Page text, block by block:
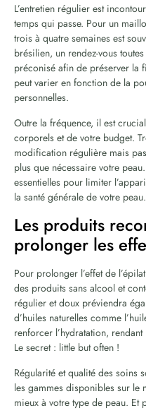
L’entretien régulier est
temps qui passe. Pour un
trois à quatre semaines est
brésilien, un rendez-vous
préconisé afin de préserver la
peut varier en fonction de la
personnelles.
Outre la fréquence, il est
corporels et de votre budget.
modification régulière mais
plus que nécessaire votre
essentielles pour limiter
la santé générale de votre peau.
Les produits
prolonger les
Pour prolonger l’effet de
des produits sans alcool et
régulier et doux préviendra
d’huiles naturelles comme
renforcer l’hydratation,
Le secret : little but often !
Régularité et qualité des soins
les gammes disponibles sur le
mieux à votre type de peau.